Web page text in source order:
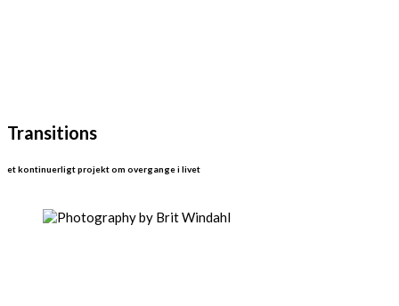
Transitions
et kontinuerligt projekt om overgange i livet